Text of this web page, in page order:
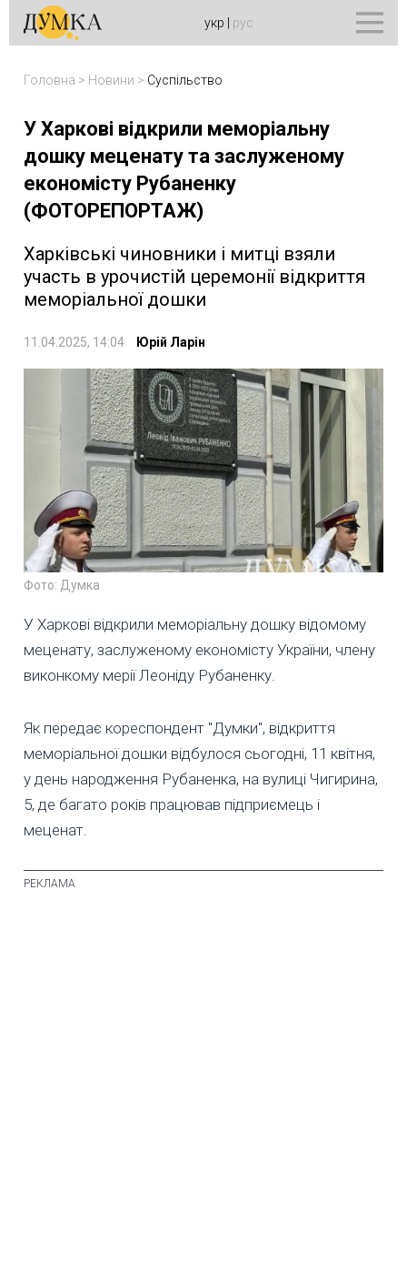
укр рус
Головна > Новини > Суспільство
У Харкові відкрили меморіальну
дошку меценату та заслуженому
економісту Рубаненку
(ФОТОРЕПОРТАЖ)
Харківські чиновники і митці взяли
участь в урочистій церемонії відкриття
меморіальної дошки
11.04.2025, 14:04 Юрій Ларін
Фото: Думка
У Харкові відкрили меморіальну дошку відомому
меценату, заслуженому економісту України, члену
виконкому мерії Леоніду Рубаненку.
Як передає кореспондент "Думки", відкриття
меморіальної дошки відбулося сьогодні, 11 квітня,
у день народження Рубаненка, на вулиці Чигирина,
5, де багато років працював підприємець і
меценат.